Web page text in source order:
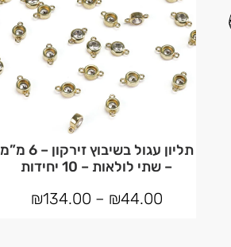
תליון עגול בשיבוץ זירקון – 6 מ”מ
– שתי לולאות – 10 יחידות
₪44.00
–
₪134.00